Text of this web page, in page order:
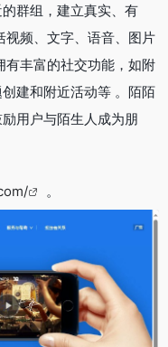
群组，建立真实、有
视频、文字、语音、图片
有丰富的社交功能，如附
建和附近活动等 。陌陌
用户与陌生人成为朋
。